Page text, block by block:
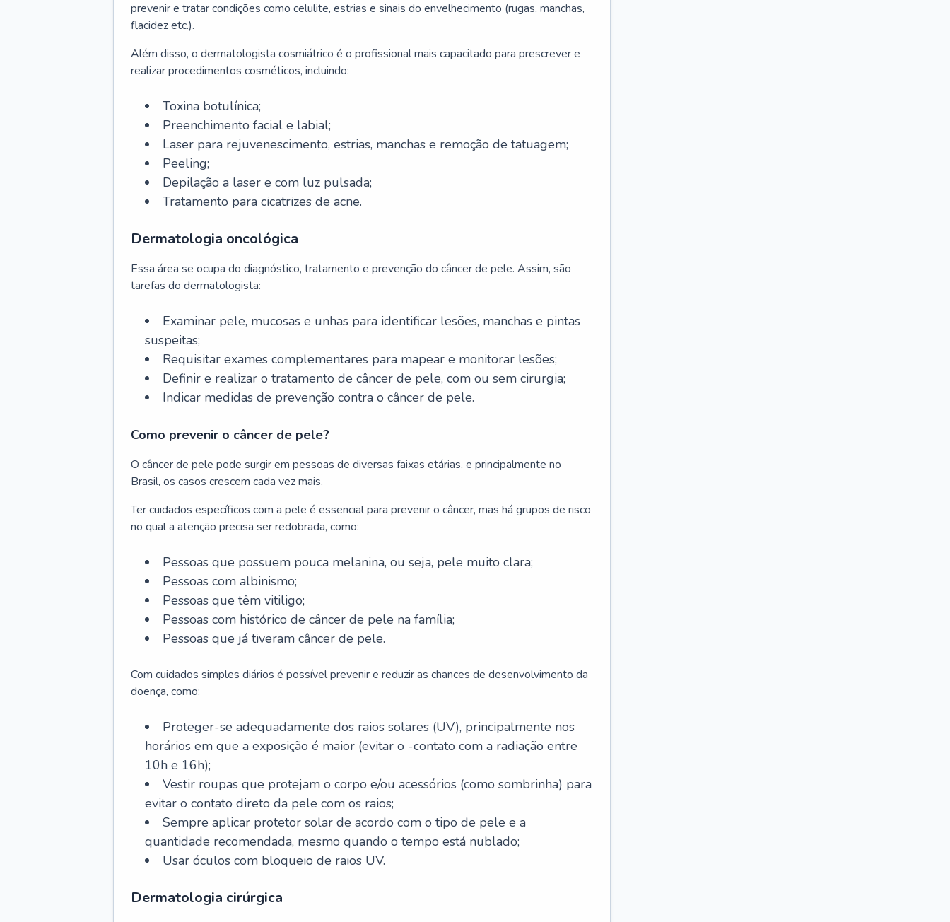
prevenir e tratar condições como celulite, estrias e sinais do envelhecimento (rugas, manchas,
flacidez etc.).
Além disso, o dermatologista cosmiátrico é o profissional mais capacitado para prescrever e
realizar procedimentos cosméticos, incluindo:
Toxina botulínica;
Preenchimento facial e labial;
Laser para rejuvenescimento, estrias, manchas e remoção de tatuagem;
Peeling;
Depilação a laser e com luz pulsada;
Tratamento para cicatrizes de acne.
Dermatologia oncológica
Essa área se ocupa do diagnóstico, tratamento e prevenção do câncer de pele. Assim, são
tarefas do dermatologista:
Examinar pele, mucosas e unhas para identificar lesões, manchas e pintas
suspeitas;
Requisitar exames complementares para mapear e monitorar lesões;
Definir e realizar o tratamento de câncer de pele, com ou sem cirurgia;
Indicar medidas de prevenção contra o câncer de pele.
Como prevenir o câncer de pele?
O câncer de pele pode surgir em pessoas de diversas faixas etárias, e principalmente no
Brasil, os casos crescem cada vez mais.
Ter cuidados específicos com a pele é essencial para prevenir o câncer, mas há grupos de risco
no qual a atenção precisa ser redobrada, como:
Pessoas que possuem pouca melanina, ou seja, pele muito clara;
Pessoas com albinismo;
Pessoas que têm vitiligo;
Pessoas com histórico de câncer de pele na família;
Pessoas que já tiveram câncer de pele.
Com cuidados simples diários é possível prevenir e reduzir as chances de desenvolvimento da
doença, como:
Proteger-se adequadamente dos raios solares (UV), principalmente nos
horários em que a exposição é maior (evitar o -contato com a radiação entre
10h e 16h);
Vestir roupas que protejam o corpo e/ou acessórios (como sombrinha) para
evitar o contato direto da pele com os raios;
Sempre aplicar protetor solar de acordo com o tipo de pele e a
quantidade recomendada, mesmo quando o tempo está nublado;
Usar óculos com bloqueio de raios UV.
Dermatologia cirúrgica